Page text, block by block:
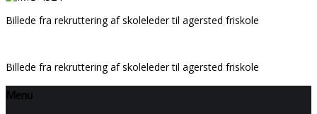
Billede fra rekruttering af skoleleder til agersted friskole
Billede fra rekruttering af skoleleder til agersted friskole
Menu